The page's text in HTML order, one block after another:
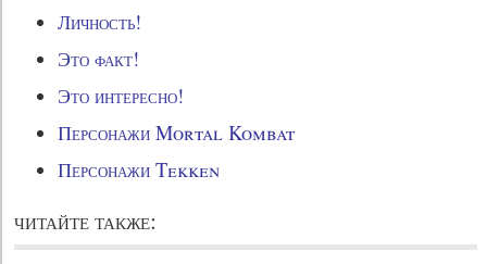
Личность!
Это факт!
Это интересно!
Персонажи Mortal Kombat
Персонажи Tekken
читайте также: